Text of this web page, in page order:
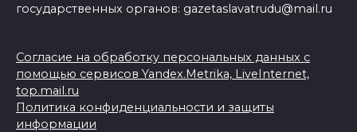
государственных органов: gazetaslavatrudu@mail.ru
Согласие на обработку персональных данных с
помощью сервисов Yandex.Metrika, LiveInternet,
top.mail.ru
Политика конфиденциальности и защиты
информации